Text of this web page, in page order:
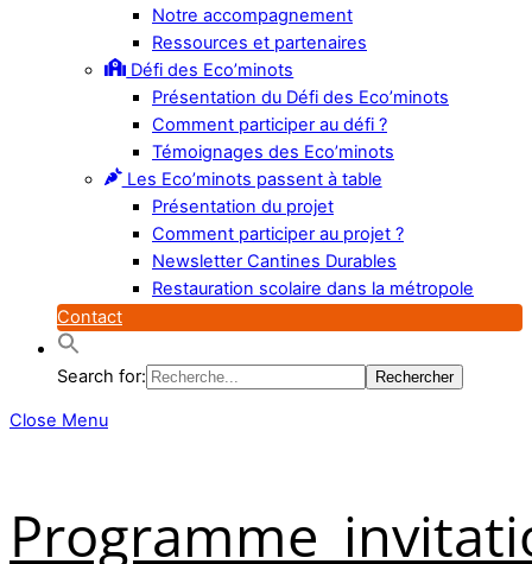
Notre accompagnement
Ressources et partenaires
Défi des Eco’minots
Présentation du Défi des Eco’minots
Comment participer au défi ?
Témoignages des Eco’minots
Les Eco’minots passent à table
Présentation du projet
Comment participer au projet ?
Newsletter Cantines Durables
Restauration scolaire dans la métropole
Contact
Search for:
Close Menu